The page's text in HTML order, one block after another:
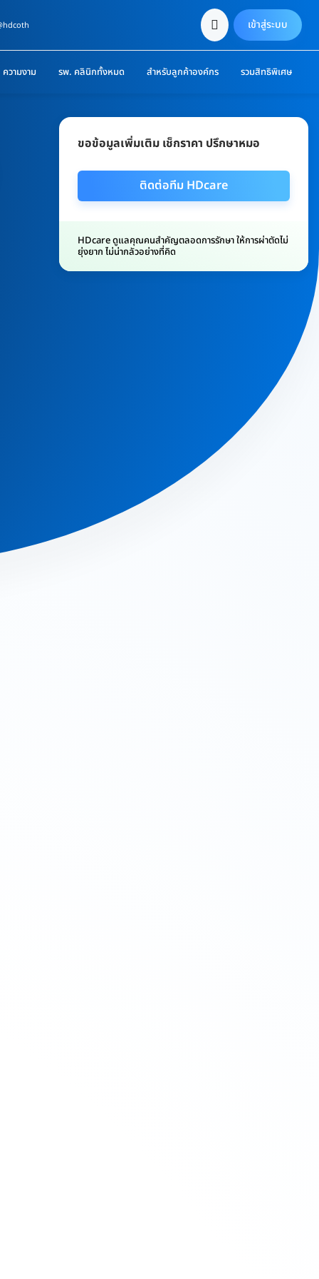
เข้าสู่ระบบ
ความงาม รพ. คลินิกทั้งหมด สำหรับลูกค้าองค์กร รวมสิทธิพิเศษ
ขอข้อมูลเพิ่มเติม เช็กราคา ปรึกษาหมอ
ติดต่อทีม HDcare
HDcare ดูแลคุณคนสำคัญตลอดการรักษา ให้การผ่าตัดไม่
ยุ่งยาก ไม่น่ากลัวอย่างที่คิด